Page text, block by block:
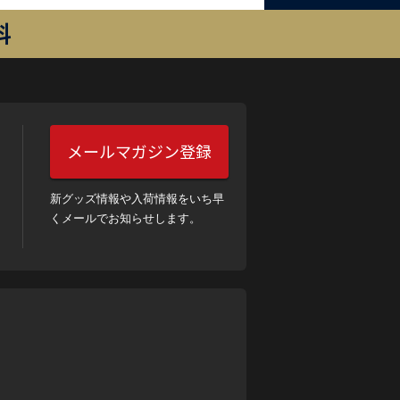
メールマガジン登録
新グッズ情報や入荷情報をいち早
くメールでお知らせします。